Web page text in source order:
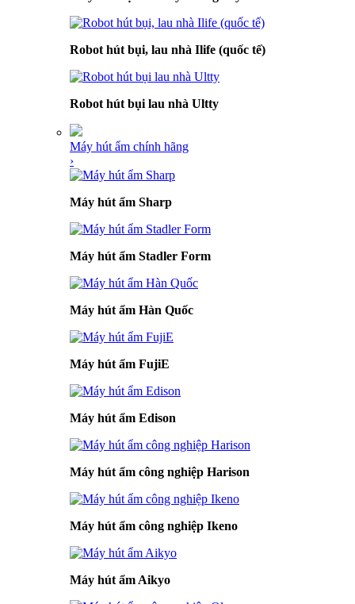
Robot hút bụi, lau nhà Ilife (quốc tế)
Robot hút bụi lau nhà Ultty
Máy hút ẩm chính hãng
›
Máy hút ẩm Sharp
Máy hút ẩm Stadler Form
Máy hút ẩm Hàn Quốc
Máy hút ẩm FujiE
Máy hút ẩm Edison
Máy hút ẩm công nghiệp Harison
Máy hút ẩm công nghiệp Ikeno
Máy hút ẩm Aikyo